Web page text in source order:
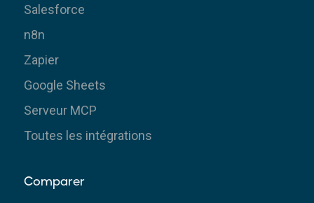
Salesforce
n8n
Zapier
Google Sheets
Serveur MCP
Toutes les intégrations
Comparer